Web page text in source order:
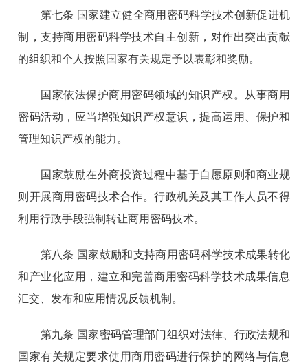
第七条 国家建立健全商用密码科学技术创新促进机
制，支持商用密码科学技术自主创新，对作出突出贡献
的组织和个人按照国家有关规定予以表彰和奖励。
国家依法保护商用密码领域的知识产权。从事商用
密码活动，应当增强知识产权意识，提高运用、保护和
管理知识产权的能力。
国家鼓励在外商投资过程中基于自愿原则和商业规
则开展商用密码技术合作。行政机关及其工作人员不得
利用行政手段强制转让商用密码技术。
第八条 国家鼓励和支持商用密码科学技术成果转化
和产业化应用，建立和完善商用密码科学技术成果信息
汇交、发布和应用情况反馈机制。
第九条 国家密码管理部门组织对法律、行政法规和
国家有关规定要求使用商用密码进行保护的网络与信息